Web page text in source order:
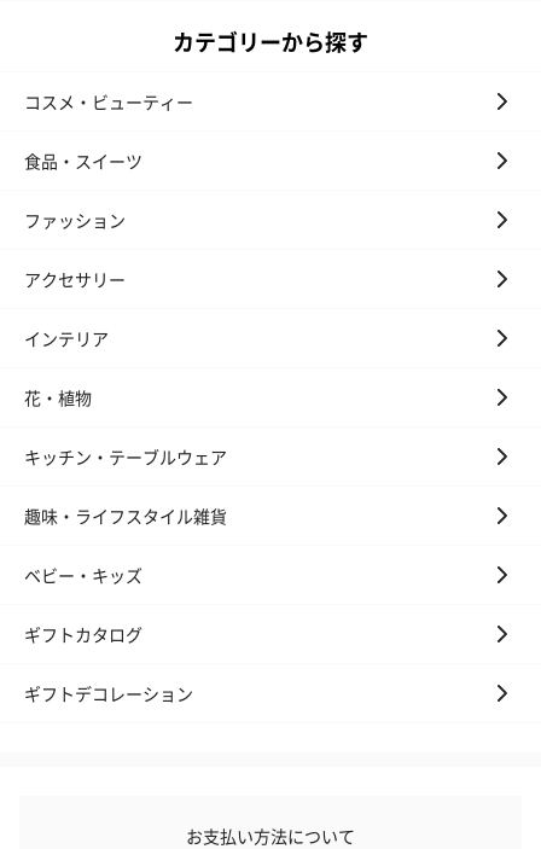
リラックスグッズ
（ブルー）（748円）
【Thank you
ハンドタオル・ハンカチを同梱してお届けいたします。ギフトへ
花束ハンドタオル（ピ
花束ハンドタオル（ブ
カテゴリーから探す
コスメ・ビューティー
食品・スイーツ
ファッション
アクセサリー
インテリア
花・植物
キッチン・テーブルウェア
趣味・ライフスタイル雑貨
ベビー・キッズ
ギフトカタログ
ギフトデコレーション
お支払い方法について